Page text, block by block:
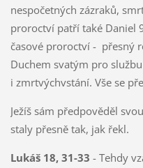
nespočetných zázraků,
proroctví patří také Daniel
časové proroctví - přesný
Duchem svatým pro
i zmrtvýchvstání. Vše se
Ježíš sám předpověděl
staly přesně tak, jak řekl.
Lukáš 18, 31-33 - Tehdy